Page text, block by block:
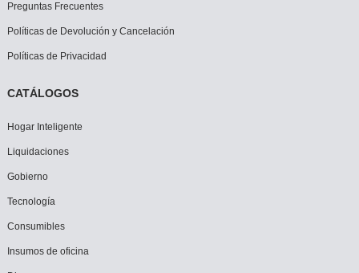
Preguntas Frecuentes
Políticas de Devolución y Cancelación
Políticas de Privacidad
CATÁLOGOS
Hogar Inteligente
Liquidaciones
Gobierno
Tecnología
Consumibles
Insumos de oficina